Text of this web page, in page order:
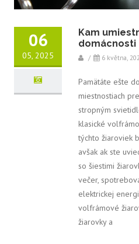
06
05, 2025
Kam
domácnosti
/ 6 května,
Pamätáte ešte
miestnostiach
stropným
klasické
týchto žiaroviek
avšak ak ste
so šiestimi
večer,
elektrickej
volfrámové
žiarovky a